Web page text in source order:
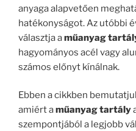
anyaga alapvetően
hatékonyságot. Az utóbbi
választja aműanyag
hagyományos acél vagy
számos előnyt kínálnak.
Ebben a cikkben
amiért aműanyag tartály
szempontjából a legjobb